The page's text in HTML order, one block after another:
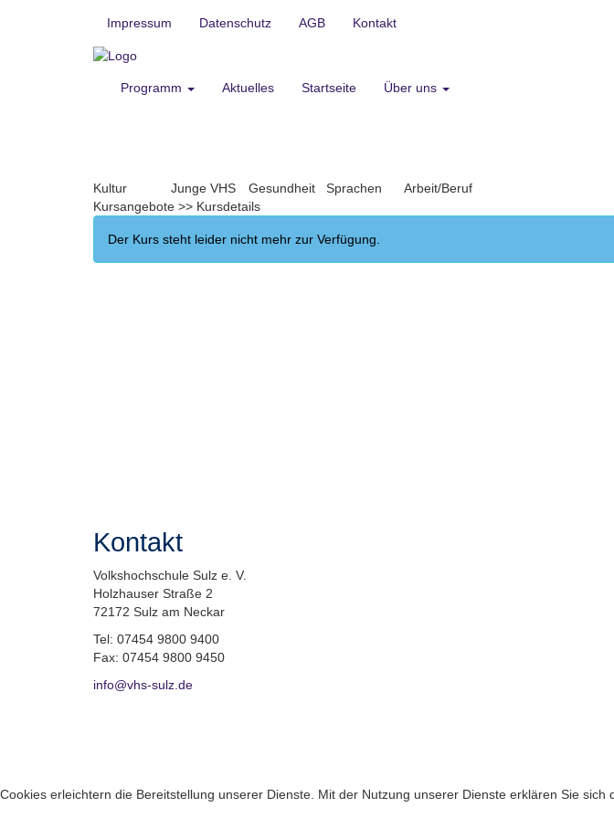
Impressum Datenschutz AGB Kontakt
Programm Aktuelles Startseite Über uns
Kultur Junge VHS Gesundheit Sprachen
Arbeit/Beruf
Kursangebote >> Kursdetails
Der Kurs steht leider nicht mehr zur Verfügung.
Kontakt
Volkshochschule Sulz e. V.
Holzhauser Straße 2
72172 Sulz am Neckar
Tel: 07454 9800 9400
Fax: 07454 9800 9450
info@vhs-sulz.de
Cookies erleichtern die Bereitstellung unserer Dienste. Mit der Nutzung unserer Dienste erklären Sie sich